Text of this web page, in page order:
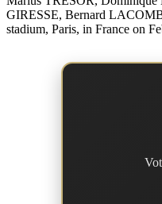
GIRESSE, Bernard
stadium, Paris, in France on